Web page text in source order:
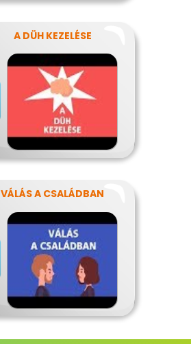
A DÜH KEZELÉSE
VÁLÁS A CSALÁDBAN